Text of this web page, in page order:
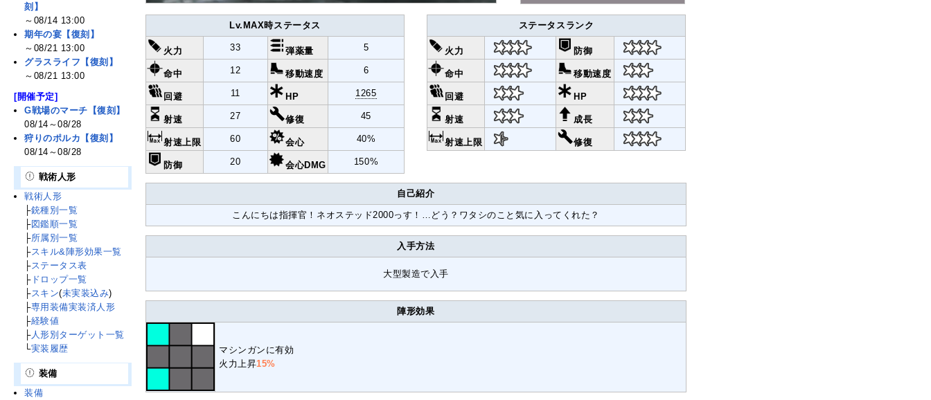
Lv.MAX時ステータス
火力 33 弾薬量 5
命中 12 移動速度 6
回避 11 HP 1265
射速 27 修復 45
射速上限 60 会心 40%
防御 20 会心DMG 150%
ステータスランク
火力 防御
命中 移動速度
回避 HP
射速 成長
射速上限 修復
自己紹介
こんにちは指揮官！ネオステッド2000っす！…どう？ワタシのこと気に入ってくれた？
入手方法
大型製造で入手
陣形効果
マシンガンに有効
火力上昇15%
刻】
～08/14 13:00
期年の宴【復刻】
～08/21 13:00
グラスライフ【復刻】
～08/21 13:00
[開催予定]
G戦場のマーチ【復刻】
08/14～08/28
狩りのポルカ【復刻】
08/14～08/28
戦術人形
戦術人形
├銃種別一覧
├図鑑順一覧
├所属別一覧
├スキル&陣形効果一覧
├ステータス表
├ドロップ一覧
├スキン(未実装込み)
├専用装備実装済人形
├経験値
├人形別ターゲット一覧
└実装履歴
装備
装備